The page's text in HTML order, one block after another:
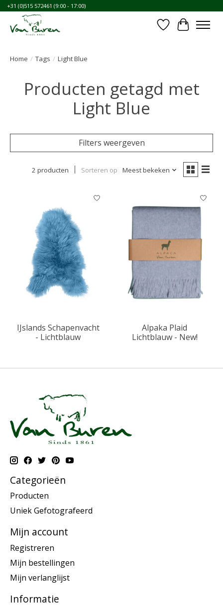
+31 (0)515 572461 (9:00 - 17:00)
Verlanglijst
Home / Tags / Light Blue
Producten getagd met
Light Blue
Filters weergeven
2 producten Sorteren op Meest bekeken
IJslands Schapenvacht
- Lichtblauw
Alpaka Plaid
Lichtblauw - New!
Categorieën
Producten
Uniek Gefotografeerd
Mijn account
Registreren
Mijn bestellingen
Mijn verlanglijst
Informatie